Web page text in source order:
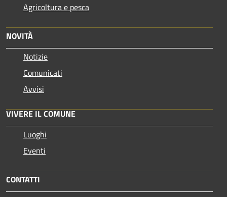
Agricoltura e pesca
NOVITÀ
Notizie
Comunicati
Avvisi
VIVERE IL COMUNE
Luoghi
Eventi
CONTATTI